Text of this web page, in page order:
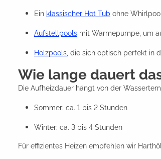
Ein klassischer Hot Tub ohne
Aufstellpools mit Wärmepumpe, um
Holzpools, die sich optisch perfekt in
Wie lange dauert
Die Aufheizdauer hängt von der
Sommer: ca. 1 bis 2 Stunden
Winter: ca. 3 bis 4 Stunden
Für effizientes Heizen empfehlen wir